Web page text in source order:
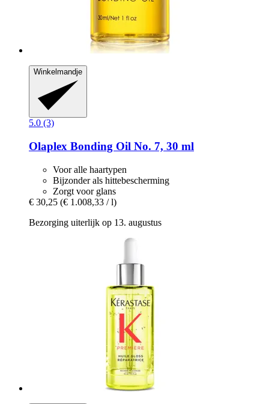
Winkelmandje
5.0 (3)
Olaplex Bonding Oil No. 7, 30 ml
Voor alle haartypen
Bijzonder als hittebescherming
Zorgt voor glans
€ 30,25 (€ 1.008,33 / l)
Bezorging uiterlijk op 13. augustus